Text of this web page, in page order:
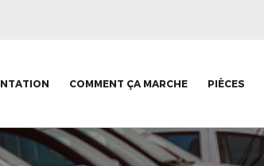
COMMENT ÇA MARCHE PIÈCES